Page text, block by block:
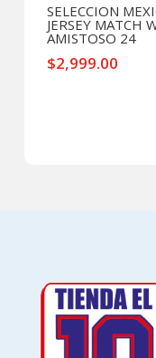
SELECCION
JERSEY MATCH
AMISTOSO 24
$2,999.00